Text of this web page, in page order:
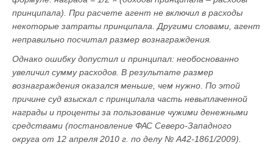
принципала). При расчете агент не включил в расходы
некоторые затраты принципала. Другими словами, агент
неправильно посчитал размер вознаграждения.
Однако ошибку допустил и принципал: необоснованно
увеличил сумму расходов. В результате размер
вознаграждения оказался меньше, чем нужно. По этой
причине суд взыскал с принципала часть невыплаченной
награды и проценты за пользование чужими денежными
средствами (постановление ФАС Северо-Западного
округа от 12 апреля 2010 г. по делу № А42-1861/2009).